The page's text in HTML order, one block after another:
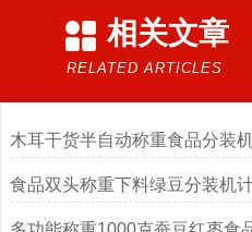
相关文章
RELATED ARTICLES